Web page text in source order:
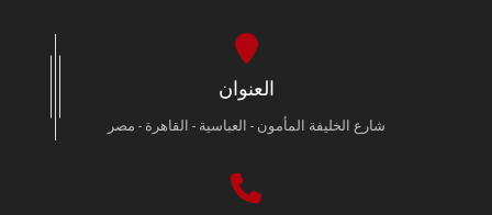
العنوان
شارع الخليفة المأمون - العباسية - القاهرة - مصر